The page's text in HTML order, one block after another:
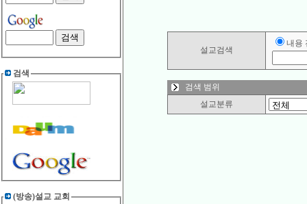
검색
(방송)설교 교회
설교검색
내용
검색 범위
설교분류